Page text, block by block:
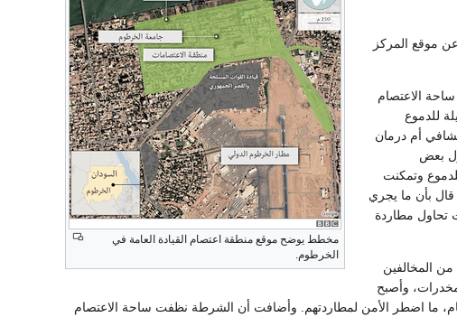
مخطط يوضح موقع منطقة اعتصام القيادة العامة في
الخرطوم.
عن موقع المركز
الاعتصام
للدموع
أم درمان
بعض
وتمكنت
بأن ما يجري
تحاول مطاردة
المخالفين
وأصبح
ما اضطر الأمن لمطاردتهم. وأضافت أن الشرطة نظفت ساحة الاعتصام